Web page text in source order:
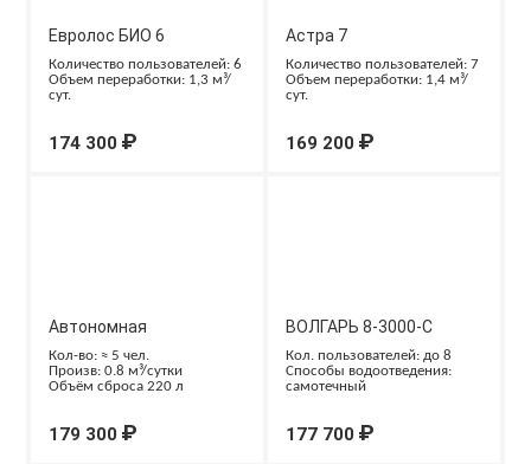
Евролос БИО 6
Количество пользователей: 6
Объем переработки: 1,3 м³/
сут.
174 300 ₽
Астра 7
Количество пользователей: 7
Объем переработки: 1,4 м³/
сут.
169 200 ₽
Автономная
канализация ТОПАС-С 5
Пр
Кол-во: ≈ 5 чел.
Произв: 0.8 м³/сутки
Объём сброса 220 л
179 300 ₽
ВОЛГАРЬ 8-3000-С
Кол. пользователей: до 8
Способы водоотведения:
самотечный
177 700 ₽